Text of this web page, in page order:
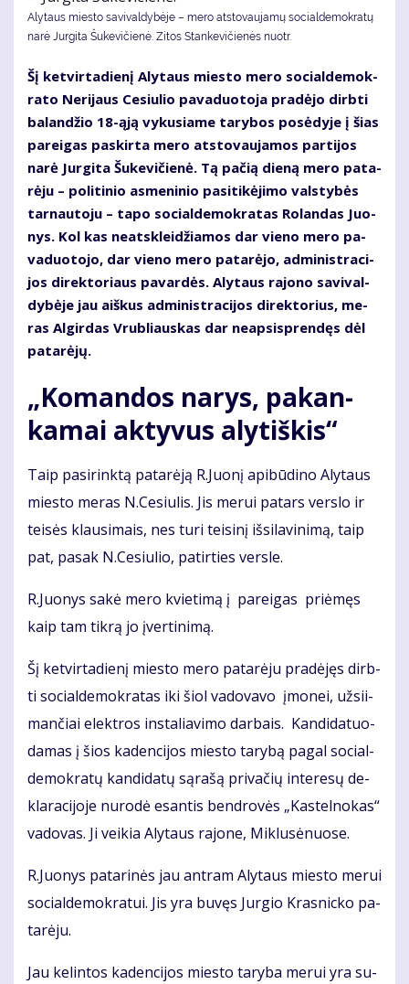
Alytaus miesto savivaldybėje – mero atstovaujamų socialdemokratų
narė Jurgita Šukevičienė. Zitos Stankevičienės nuotr.
Šį ket­vir­ta­die­nį Aly­taus mies­to me­ro so­cial­de­mok­
ra­to Ne­ri­jaus Ce­siu­lio pa­va­duo­to­ja pra­dė­jo dirb­ti
ba­lan­džio 18-ąją vy­ku­sia­me ta­ry­bos po­sė­dy­je į šias
pa­rei­gas pa­skir­ta me­ro at­sto­vau­ja­mos par­ti­jos
na­rė Jur­gi­ta Šu­ke­vi­čie­nė. Tą pa­čią die­ną me­ro pa­ta­
rė­ju – po­li­ti­nio as­me­ni­nio pa­si­ti­kė­ji­mo vals­ty­bės
tar­nau­to­ju – ta­po so­cial­de­mok­ra­tas Ro­lan­das Juo­
nys. Kol kas ne­at­sklei­džia­mos dar vie­no me­ro pa­
va­duo­to­jo, dar vie­no me­ro pa­ta­rė­jo, ad­mi­nist­ra­ci­
jos di­rek­to­riaus pa­var­dės. Aly­taus ra­jo­no sa­vi­val­
dy­bė­je jau aiš­kus ad­mi­nist­ra­ci­jos di­rek­to­rius, me­
ras Al­gir­das Vrub­liaus­kas dar neap­si­spren­dęs dėl
pa­ta­rė­jų.
„Ko­man­dos na­rys, pa­kan­
ka­mai ak­ty­vus aly­tiš­kis“
Taip pa­si­rink­tą pa­ta­rė­ją R.Juo­nį api­bū­di­no Aly­taus
mies­to me­ras N.Ce­siu­lis. Jis me­rui pa­tars ver­slo ir
tei­sės klau­si­mais, nes tu­ri tei­si­nį iš­si­la­vi­ni­mą, taip
pat, pa­sak N.Ce­siu­lio, pa­tir­ties ver­sle.
R.Juo­nys sa­kė me­ro kvie­ti­mą į pa­rei­gas pri­ėmęs
kaip tam tik­rą jo įver­ti­ni­mą.
Šį ket­vir­ta­die­nį mies­to me­ro pa­ta­rė­ju pra­dė­jęs dirb­
ti so­cial­de­mok­ra­tas iki šiol va­do­va­vo įmo­nei, už­si­i­
man­čiai elek­tros ins­ta­lia­vi­mo dar­bais. Kan­di­da­tuo­
da­mas į šios ka­den­ci­jos mies­to ta­ry­bą pa­gal so­cial­
de­mok­ra­tų kan­di­da­tų są­ra­šą pri­va­čių in­te­re­sų de­
kla­ra­ci­jo­je nu­ro­dė esan­tis ben­dro­vės „Kas­tel­no­kas“
va­do­vas. Ji vei­kia Aly­taus ra­jo­ne, Mik­lu­sė­nuo­se.
R.Juo­nys pa­ta­ri­nės jau ant­ram Aly­taus mies­to me­rui
so­cial­de­mok­ra­tui. Jis yra bu­vęs Jur­gio Kras­nic­ko pa­
ta­rė­ju.
Jau ke­lin­tos ka­den­ci­jos mies­to ta­ry­ba me­rui yra su­